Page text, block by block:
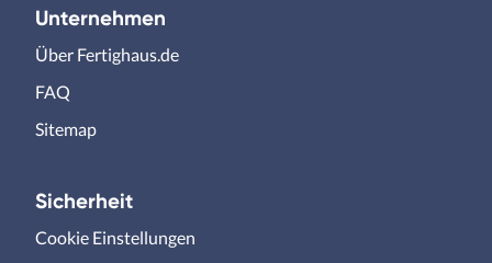
Unternehmen
Über Fertighaus.de
FAQ
Sitemap
Sicherheit
Cookie Einstellungen